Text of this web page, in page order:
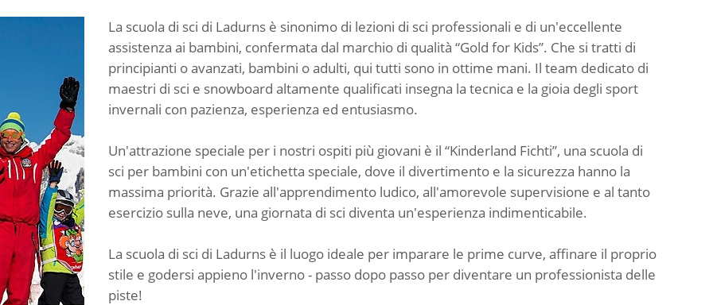
La scuola di sci di Ladurns è sinonimo di lezioni di sci professionali e di un'eccellente
assistenza ai bambini, confermata dal marchio di qualità “Gold for Kids”. Che si tratti di
principianti o avanzati, bambini o adulti, qui tutti sono in ottime mani. Il team dedicato di
maestri di sci e snowboard altamente qualificati insegna la tecnica e la gioia degli sport
invernali con pazienza, esperienza ed entusiasmo.
Un'attrazione speciale per i nostri ospiti più giovani è il “Kinderland Fichti”, una scuola di
sci per bambini con un'etichetta speciale, dove il divertimento e la sicurezza hanno la
massima priorità. Grazie all'apprendimento ludico, all'amorevole supervisione e al tanto
esercizio sulla neve, una giornata di sci diventa un'esperienza indimenticabile.
La scuola di sci di Ladurns è il luogo ideale per imparare le prime curve, affinare il proprio
stile e godersi appieno l'inverno - passo dopo passo per diventare un professionista delle
piste!